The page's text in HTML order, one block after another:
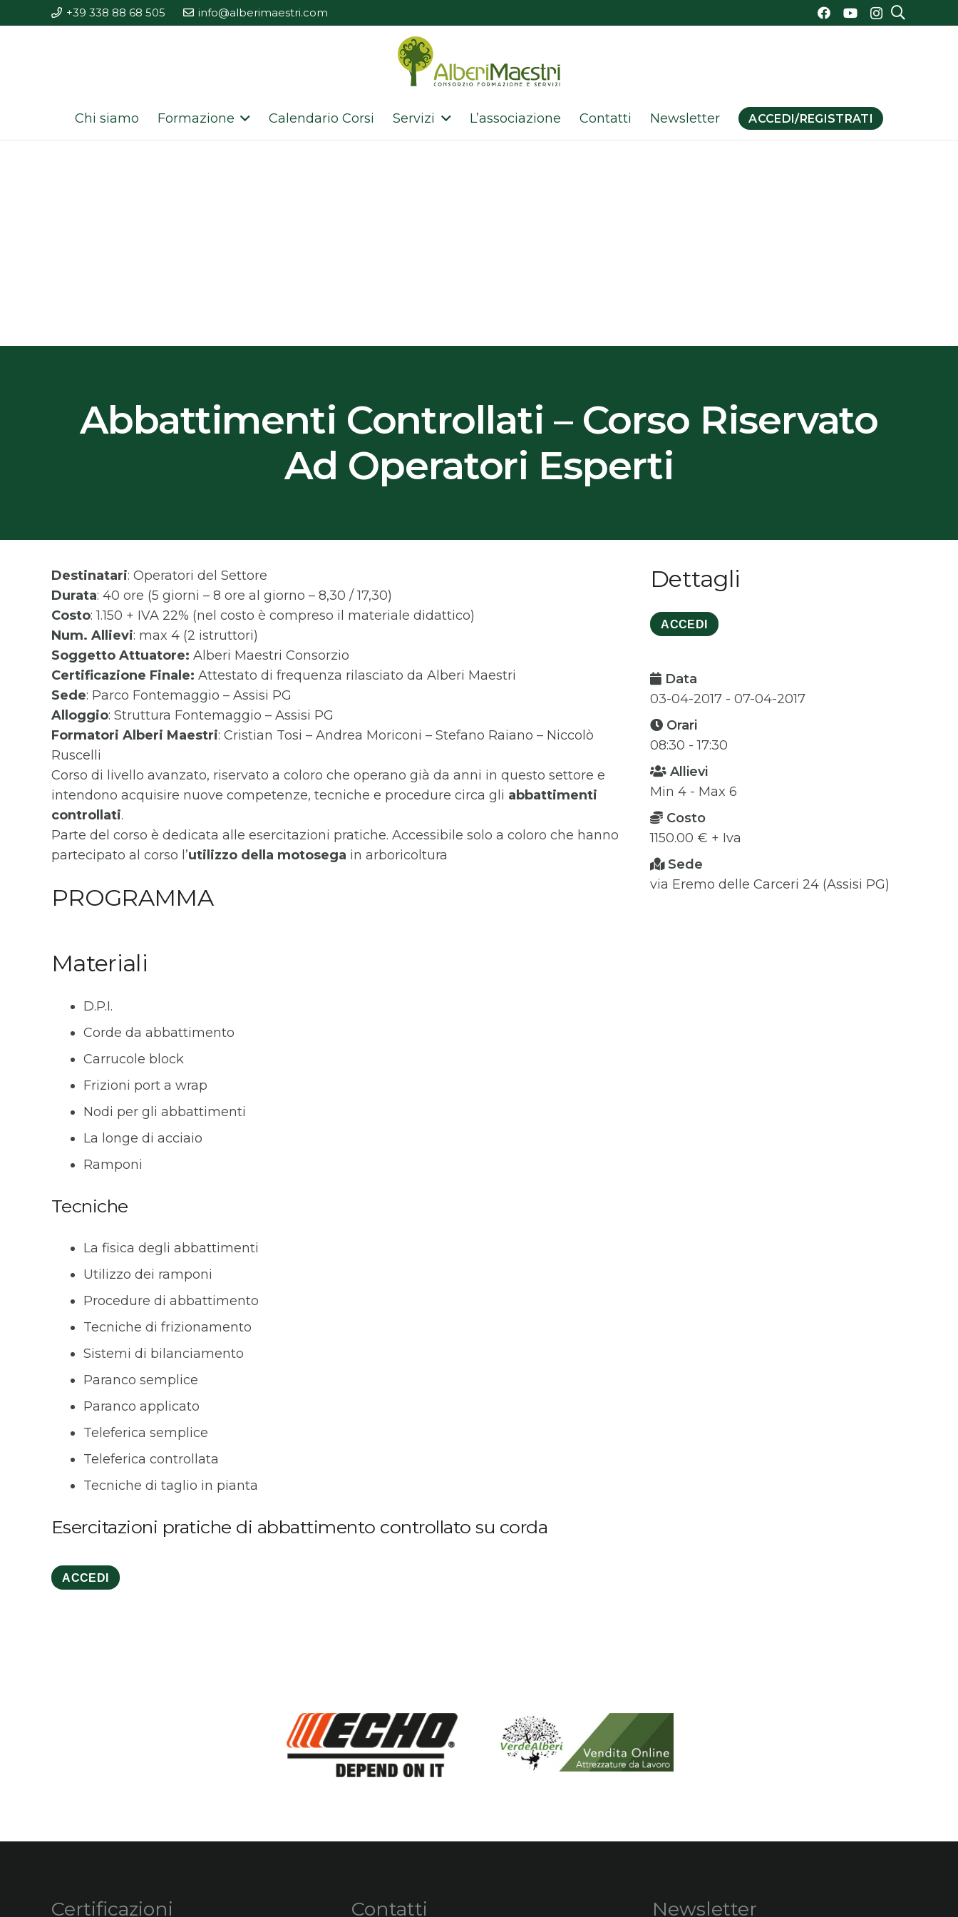
+39 338 88 68 505 info@alberimaestri.com
Chi siamo Formazione Calendario Corsi Servizi L’associazione Contatti Newsletter ACCEDI/REGISTRATI
Abbattimenti Controllati – Corso Riservato
Ad Operatori Esperti
Destinatari: Operatori del Settore
Durata: 40 ore (5 giorni – 8 ore al giorno – 8,30 / 17,30)
Costo: 1.150 + IVA 22% (nel costo è compreso il materiale didattico)
Num. Allievi: max 4 (2 istruttori)
Soggetto Attuatore: Alberi Maestri Consorzio
Certificazione Finale: Attestato di frequenza rilasciato da Alberi Maestri
Sede: Parco Fontemaggio – Assisi PG
Alloggio: Struttura Fontemaggio – Assisi PG
Formatori Alberi Maestri: Cristian Tosi – Andrea Moriconi – Stefano Raiano – Niccolò
Ruscelli
Corso di livello avanzato, riservato a coloro che operano già da anni in questo settore e
intendono acquisire nuove competenze, tecniche e procedure circa gli abbattimenti
controllati.
Parte del corso è dedicata alle esercitazioni pratiche. Accessibile solo a coloro che hanno
partecipato al corso l’utilizzo della motosega in arboricoltura
PROGRAMMA
Materiali
D.P.I.
Corde da abbattimento
Carrucole block
Frizioni port a wrap
Nodi per gli abbattimenti
La longe di acciaio
Ramponi
Tecniche
La fisica degli abbattimenti
Utilizzo dei ramponi
Procedure di abbattimento
Tecniche di frizionamento
Sistemi di bilanciamento
Paranco semplice
Paranco applicato
Teleferica semplice
Teleferica controllata
Tecniche di taglio in pianta
Esercitazioni pratiche di abbattimento controllato su corda
ACCEDI
Dettagli
ACCEDI
Data
03-04-2017 - 07-04-2017
Orari
08:30 - 17:30
Allievi
Min 4 - Max 6
Costo
1150.00 € + Iva
Sede
via Eremo delle Carceri 24 (Assisi PG)
Certificazioni Contatti Newsletter